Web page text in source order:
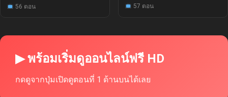
56 ตอน 57 ตอน
▶ พร้อมเริ่มดูออนไลน์ฟรี HD
กดดูจากปุ่มเปิดดูตอนที่ 1 ด้านบนได้เลย